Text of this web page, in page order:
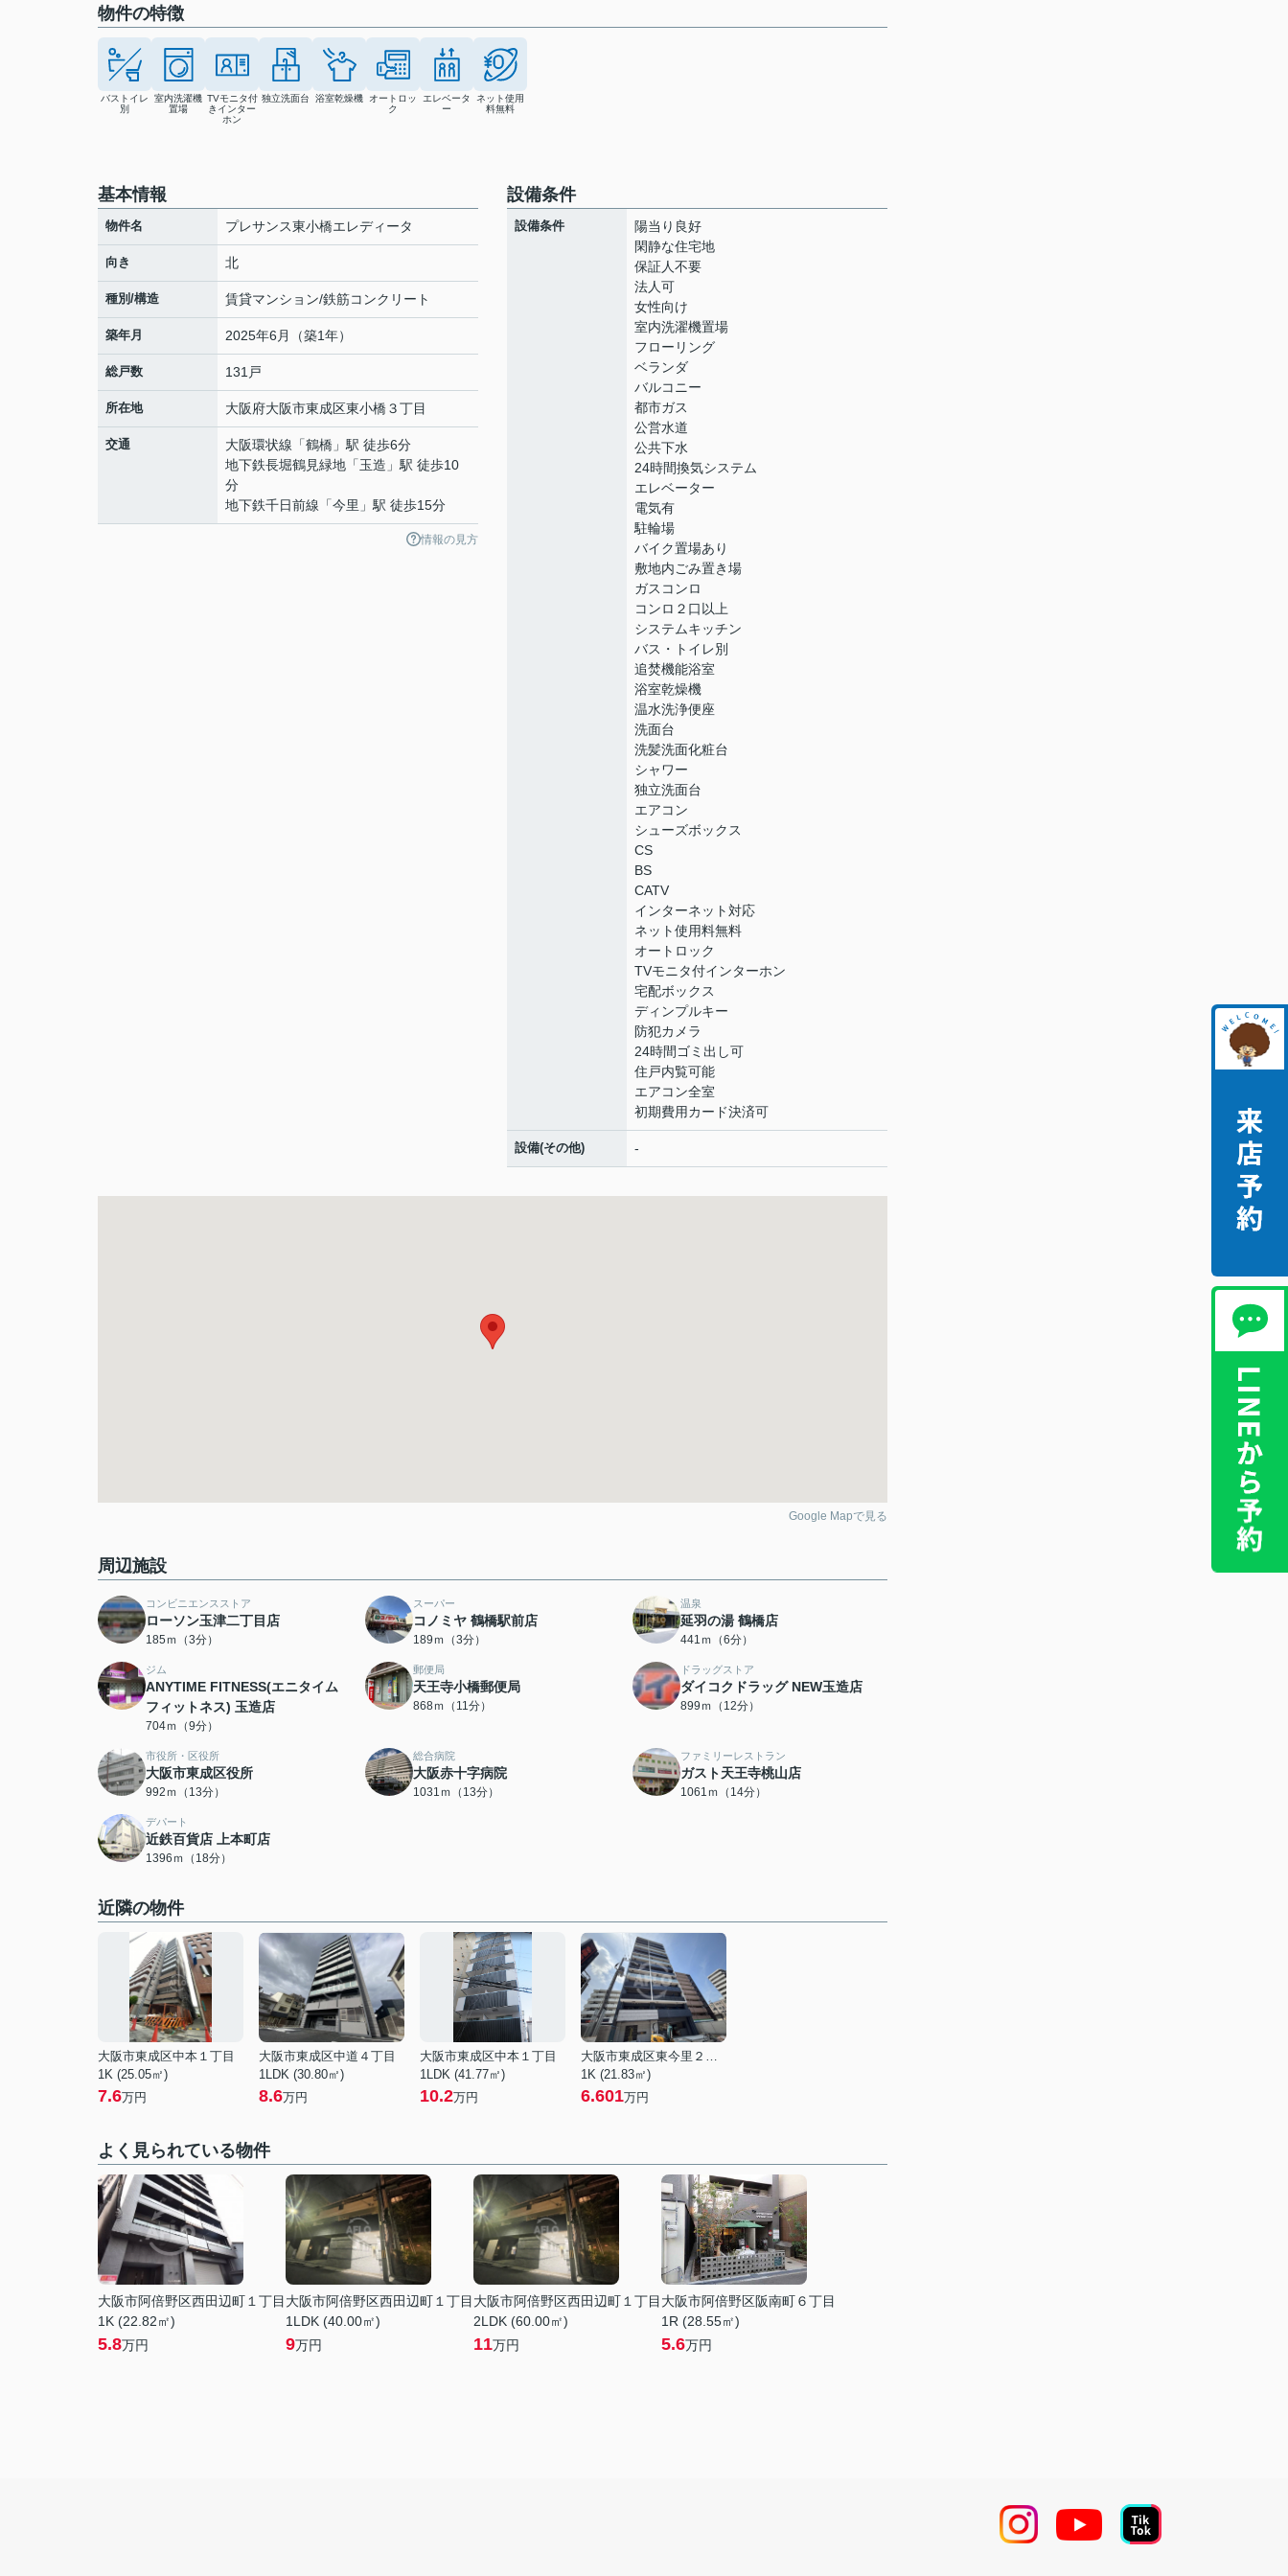
物件の特徴
バストイレ
別
室内洗濯機
置場
TVモニタ付
きインター
ホン
独立洗面台 浴室乾燥機
オートロッ
ク
エレベータ
ー
ネット使用
料無料
基本情報
物件名 プレサンス東小橋エレディータ
向き 北
種別/構造 賃貸マンション/鉄筋コンクリート
築年月 2025年6月（築1年）
総戸数 131戸
所在地 大阪府大阪市東成区東小橋３丁目
交通 大阪環状線 「鶴橋 」駅 徒歩6分
地下鉄長堀鶴見緑地 「玉造 」駅 徒歩10
分
地下鉄千日前線 「今里 」駅 徒歩15分
情報の見方
設備条件
設備条件
陽当り良好
閑静な住宅地
保証人不要
法人可
女性向け
室内洗濯機置場
フローリング
ベランダ
バルコニー
都市ガス
公営水道
公共下水
24時間換気システム
エレベーター
電気有
駐輪場
バイク置場あり
敷地内ごみ置き場
ガスコンロ
コンロ２口以上
システムキッチン
バス・トイレ別
追焚機能浴室
浴室乾燥機
温水洗浄便座
洗面台
洗髪洗面化粧台
シャワー
独立洗面台
エアコン
シューズボックス
CS
BS
CATV
インターネット対応
ネット使用料無料
オートロック
TVモニタ付インターホン
宅配ボックス
ディンプルキー
防犯カメラ
24時間ゴミ出し可
住戸内覧可能
エアコン全室
初期費用カード決済可
設備(その他) -
Google Mapで見る
周辺施設
コンビニエンスストア
ローソン玉津二丁目店
185ｍ（3分）
スーパー
コノミヤ 鶴橋駅前店
189ｍ（3分）
温泉
延羽の湯 鶴橋店
441ｍ（6分）
ジム
ANYTIME FITNESS(エニタイム
フィットネス) 玉造店
704ｍ（9分）
郵便局
天王寺小橋郵便局
868ｍ（11分）
ドラッグストア
ダイコクドラッグ NEW玉造店
899ｍ（12分）
市役所・区役所
大阪市東成区役所
992ｍ（13分）
総合病院
大阪赤十字病院
1031ｍ（13分）
ファミリーレストラン
ガスト天王寺桃山店
1061ｍ（14分）
デパート
近鉄百貨店 上本町店
1396ｍ（18分）
近隣の物件
大阪市東成区中本１丁目
1K (25.05㎡)
7.6万円
大阪市東成区中道４丁目
1LDK (30.80㎡)
8.6万円
大阪市東成区中本１丁目
1LDK (41.77㎡)
10.2万円
大阪市東成区東今里２丁目
1K (21.83㎡)
6.601万円
よく見られている物件
大阪市阿倍野区西田辺町１丁目
1K (22.82㎡)
5.8万円
大阪市阿倍野区西田辺町１丁目
1LDK (40.00㎡)
9万円
大阪市阿倍野区西田辺町１丁目
2LDK (60.00㎡)
11万円
大阪市阿倍野区阪南町６丁目
1R (28.55㎡)
5.6万円